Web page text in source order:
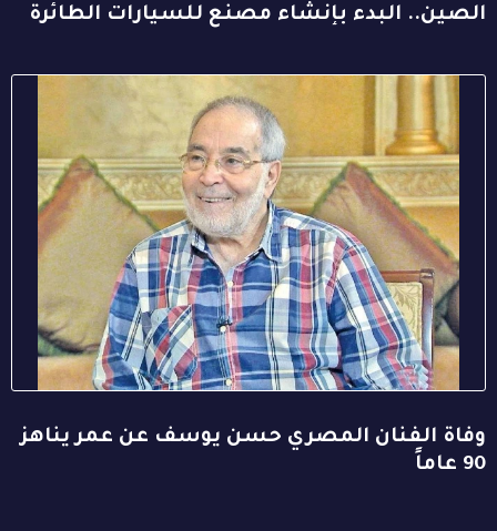
الصين.. البدء بإنشاء مصنع للسيارات الطائرة
وفاة الفنان المصري حسن يوسف عن عمر يناهز
90 عاماً